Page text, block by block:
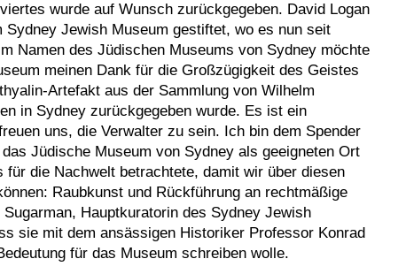
wurde auf Wunsch zurückgegeben. David Logan
Sydney Jewish Museum gestiftet, wo es nun seit
Namen des Jüdischen Museums von Sydney möchte
meinen Dank für die Großzügigkeit des Geistes
Artefakt aus der Sammlung von Wilhelm
in Sydney zurückgegeben wurde. Es ist ein
uns, die Verwalter zu sein. Ich bin dem Spender
Jüdische Museum von Sydney als geeigneten Ort
für die Nachwelt betrachtete, damit wir über diesen
Raubkunst und Rückführung an rechtmäßige
Hauptkuratorin des Sydney Jewish
sie mit dem ansässigen Historiker Professor Konrad
für das Museum schreiben wolle.